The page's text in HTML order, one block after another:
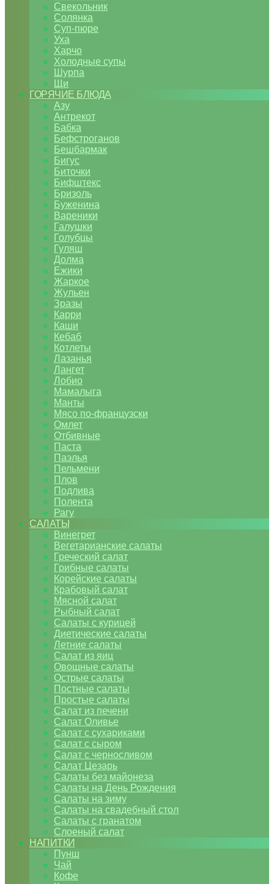
Свекольник
Солянка
Суп-пюре
Уха
Харчо
Холодные супы
Шурпа
Щи
ГОРЯЧИЕ БЛЮДА
Азу
Антрекот
Бабка
Бефстроганов
Бешбармак
Бигус
Биточки
Бифштекс
Бризоль
Буженина
Вареники
Галушки
Голубцы
Гуляш
Долма
Ежики
Жаркое
Жульен
Зразы
Карри
Каши
Кебаб
Котлеты
Лазанья
Лангет
Лобио
Мамалыга
Манты
Мясо по-французски
Омлет
Отбивные
Паста
Паэлья
Пельмени
Плов
Подлива
Полента
Рагу
САЛАТЫ
Винегрет
Вегетарианские салаты
Греческий салат
Грибные салаты
Корейские салаты
Крабовый салат
Мясной салат
Рыбный салат
Салаты с курицей
Диетические салаты
Летние салаты
Салат из яиц
Овощные салаты
Острые салаты
Постные салаты
Простые салаты
Салат из печени
Салат Оливье
Салат с сухариками
Салат с сыром
Салат с черносливом
Салат Цезарь
Салаты без майонеза
Салаты на День Рождения
Салаты на зиму
Салаты на свадебный стол
Салаты с гранатом
Слоеный салат
НАПИТКИ
Пунш
Чай
Кофе